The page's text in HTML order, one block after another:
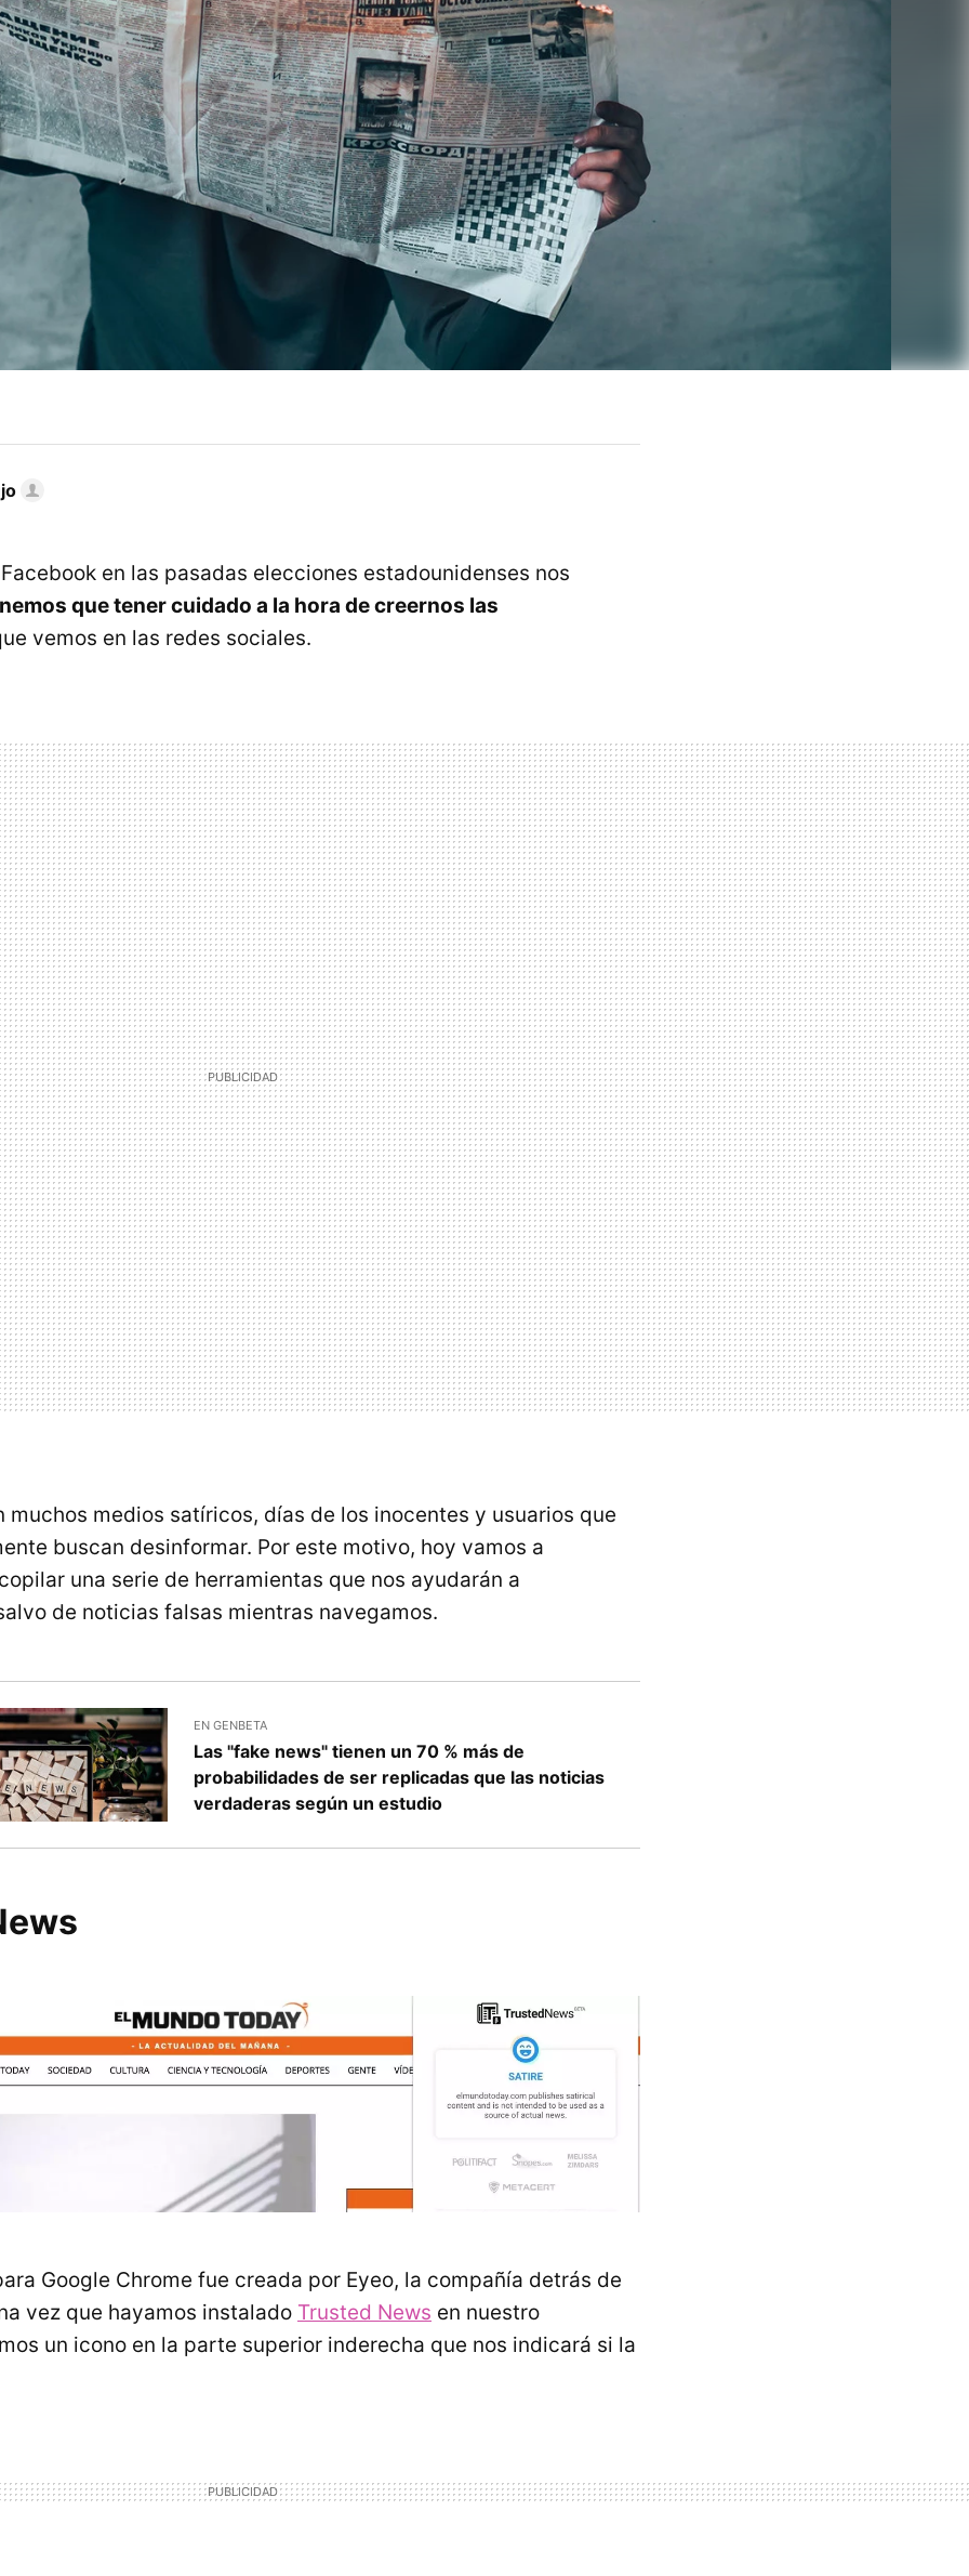
en las pasadas elecciones estadounidenses nos
que tener cuidado a la hora de creernos las
vemos en las redes sociales.
muchos medios satíricos, días de los inocentes y usuarios que
buscan desinformar. Por este motivo, hoy vamos a
una serie de herramientas que nos ayudarán a
de noticias falsas mientras navegamos.
EN GENBETA
Las "fake news" tienen un 70 % más de
probabilidades de ser replicadas que las noticias
verdaderas según un estudio
Google Chrome fue creada por Eyeo, la compañía detrás de
vez que hayamos instalado Trusted News en nuestro
un icono en la parte superior inderecha que nos indicará si la